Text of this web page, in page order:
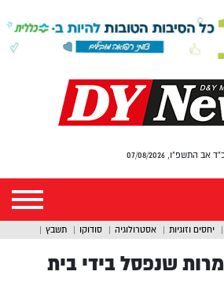
אב התשפ"ו, 07/08/2026
יחסים וזוגיות אסטרולוגיה סודוקו תשבץ
שנפסל בידי בית